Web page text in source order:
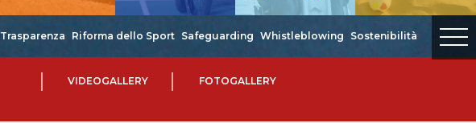
Trasparenza Riforma dello Sport Safeguarding Whistleblowing Sostenibilità
VIDEOGALLERY FOTOGALLERY